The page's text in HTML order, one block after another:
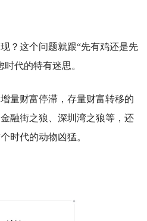
？这个问题就跟“先有鸡还是先
代的特有迷思。
量财富停滞，存量财富转移的
融街之狼、深圳湾之狼等，还
时代的动物凶猛。